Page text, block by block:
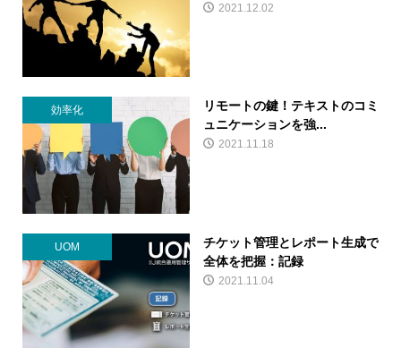
2021.12.02
効率化
リモートの鍵！テキストのコミ
ュニケーションを強...
2021.11.18
UOM
チケット管理とレポート生成で
全体を把握：記録
2021.11.04